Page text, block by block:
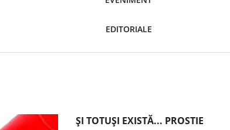
EDITORIALE
ȘI TOTUȘI EXISTĂ... PROSTIE